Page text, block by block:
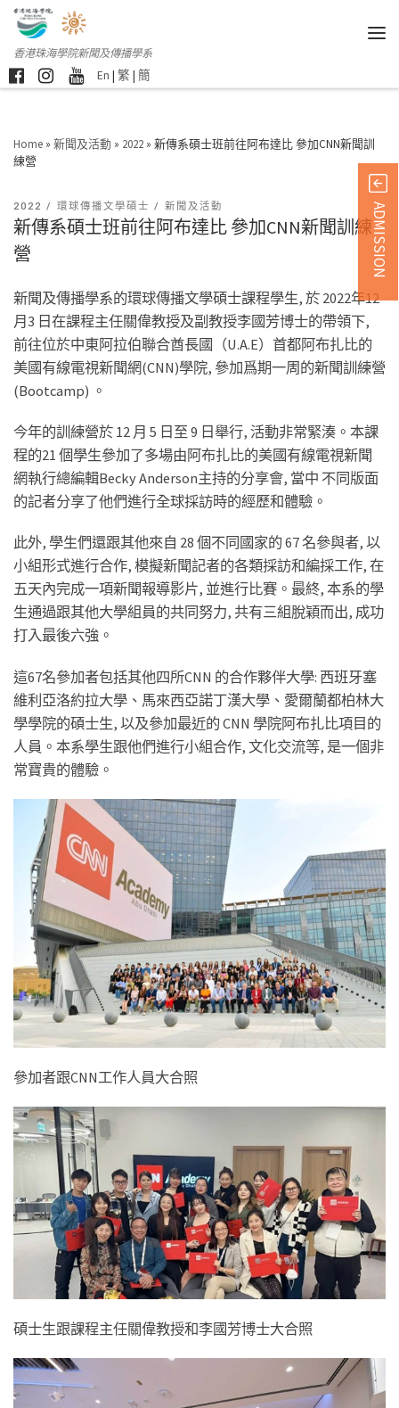
香港珠海學院新聞及傳播學系
En | 繁 | 簡
Home » 新聞及活動 » 2022 » 新傳系碩士班前往阿布達比 參加CNN新聞訓
練營
2022 環球傳播文學碩士 新聞及活動
新傳系碩士班前往阿布達比 參加CNN新聞訓練
營
新聞及傳播學系的環球傳播文學碩士課程學生, 於 2022年12
月3 日在課程主任關偉教授及副教授李國芳博士的帶領下,
前往位於中東阿拉伯聯合酋長國（U.A.E）首都阿布扎比的
美國有線電視新聞網(CNN)學院, 參加爲期一周的新聞訓練營
(Bootcamp) 。
今年的訓練營於 12 月 5 日至 9 日舉行, 活動非常緊湊。本課
程的21 個學生參加了多場由阿布扎比的美國有線電視新聞
網執行總編輯Becky Anderson主持的分享會, 當中 不同版面
的記者分享了他們進行全球採訪時的經歷和體驗。
此外, 學生們還跟其他來自 28 個不同國家的 67 名參與者, 以
小組形式進行合作, 模擬新聞記者的各類採訪和編採工作, 在
五天內完成一項新聞報導影片, 並進行比賽。最終, 本系的學
生通過跟其他大學組員的共同努力, 共有三組脫穎而出, 成功
打入最後六強。
這67名參加者包括其他四所CNN 的合作夥伴大學: 西班牙塞
維利亞洛約拉大學、馬來西亞諾丁漢大學、愛爾蘭都柏林大
學學院的碩士生, 以及參加最近的 CNN 學院阿布扎比項目的
人員。本系學生跟他們進行小組合作, 文化交流等, 是一個非
常寶貴的體驗。
參加者跟CNN工作人員大合照
碩士生跟課程主任關偉教授和李國芳博士大合照
ADMISSION